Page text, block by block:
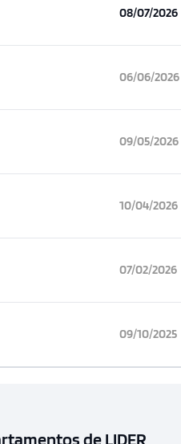
08/07/2026
06/06/2026
09/05/2026
10/04/2026
07/02/2026
09/10/2025
de LIDER